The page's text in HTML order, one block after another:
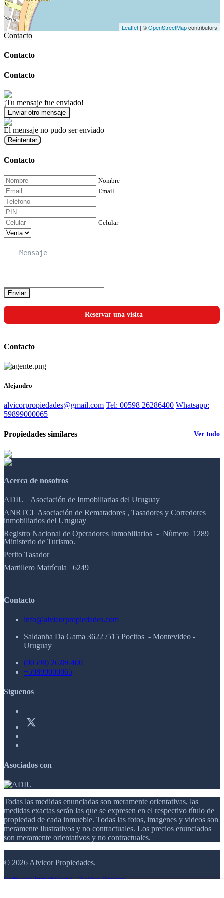
Leaflet | ©OpenStreetMapcontributors
Contacto
Contacto
Contacto
¡Tu mensaje fue enviado!
Enviar otro mensaje
El mensaje no pudo ser enviado
Reintentar
Contacto
Nombre
Email
Celular
Enviar
Reservar una visita
Contacto
Alejandro
alvicorpropiedades@gmail.com Tel: 00598 26286400 Whatsapp:
59899000065
Propiedades similares Ver todo
Acerca de nosotros
ADIU Asociación de Inmobiliarias del Uruguay
ANRTCI Asociación de Rematadores , Tasadores y Corredores
inmobiliarios del Uruguay
Registro Nacional de Operadores Inmobiliarios - Nùmero 1289
Ministerio de Turismo.
Perito Tasador
Martillero Matrícula 6249
Contacto
info@alvicorpropiedades.com
Saldanha Da Gama 3622 /515 Pocitos_- Montevideo -
Uruguay
(00598) 26286400
+59899000065
Síguenos
Asociados con
Todas las medidas enunciadas son meramente orientativas, las
medidas exactas serán las que se expresen en el respectivo título de
propiedad de cada inmueble. Todas las fotos, imagenes y videos son
meramente ilustrativos y no contractuales. Los precios enunciados
son meramente orientativos y no contractuales.
© 2026 Alvicor Propiedades.
Software Inmobiliario - Tokko Broker